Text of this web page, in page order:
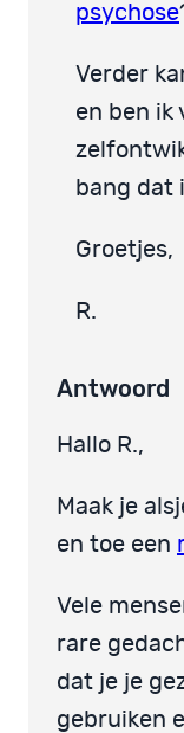
psychose
Verder
en ben ik
bang dat
Groetjes,
R.
Antwoord
Hallo R.,
Maak je
en toe een
Vele
rare
dat je je
gebruiken